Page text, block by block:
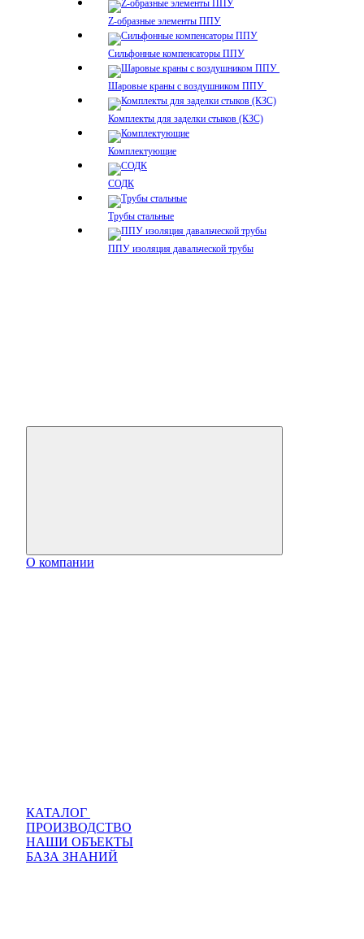
Z-образные элементы ППУ
Сильфонные компенсаторы ППУ
Шаровые краны с воздушником ППУ
Комплекты для заделки стыков (КЗС)
Комплектующие
СОДК
Трубы стальные
ППУ изоляция давальческой трубы
О компании
КАТАЛОГ
ПРОИЗВОДСТВО
НАШИ ОБЪЕКТЫ
БАЗА ЗНАНИЙ